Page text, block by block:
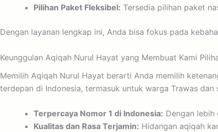
Pilihan Paket Fleksibel: Tersedia pilihan paket
Dengan layanan lengkap ini, Anda bisa fokus pada
Keunggulan Aqiqah Nurul Hayat yang Membuat Kami
Memilih Aqiqah Nurul Hayat berarti Anda memilih
terdepan di Indonesia, termasuk untuk warga Trawas dan
Terpercaya Nomor 1 di Indonesia: Dengan
Kualitas dan Rasa Terjamin: Hidangan aqiqah